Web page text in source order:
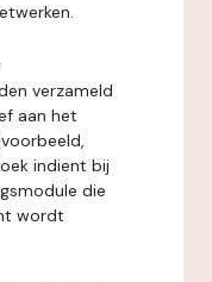
verzameld
aan het
indient bij
die
wordt